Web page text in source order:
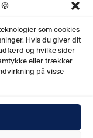
som cookies
Hvis du giver dit
og hvilke sider
eller trækker
på visse